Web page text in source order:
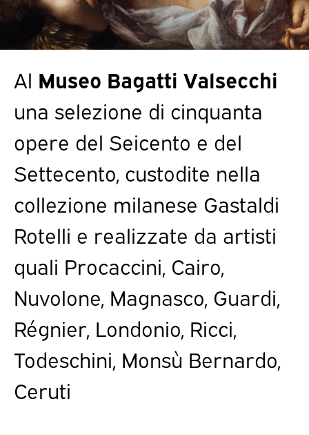
Al Museo Bagatti Valsecchi
una selezione di cinquanta
opere del Seicento e del
Settecento, custodite nella
collezione milanese Gastaldi
Rotelli e realizzate da artisti
quali Procaccini, Cairo,
Nuvolone, Magnasco, Guardi,
Régnier, Londonio, Ricci,
Todeschini, Monsù Bernardo,
Ceruti